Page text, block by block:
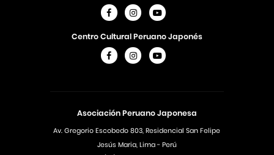
Asociación Peruano Japonesa
Av. Gregorio Escobedo 803, Residencial San Felipe
Jesús Maria, Lima - Perú
Centro Cultural Peruano Japonés